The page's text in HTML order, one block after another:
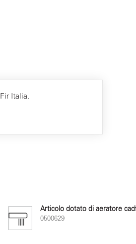
Italia.
Articolo dotato di aeratore
0500629